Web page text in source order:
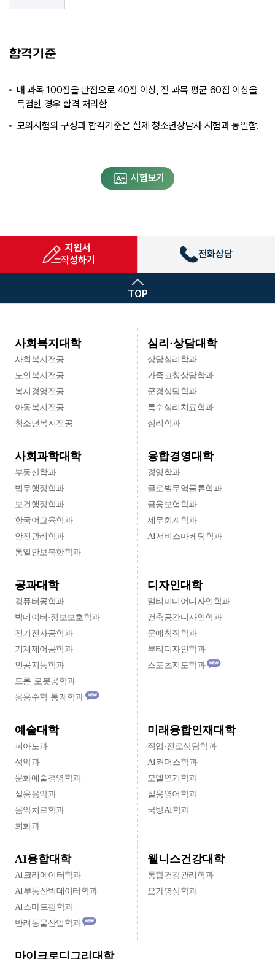
합격기준
매 과목 100점을 만점으로 40점 이상, 전 과목 평균 60점 이상을
득점한 경우 합격 처리함
모의시험의 구성과 합격기준은 실제 청소년상담사 시험과 동일함.
시험보기
지원서
작성하기
전화상담
TOP
사회복지대학
사회복지전공
노인복지전공
복지경영전공
아동복지전공
청소년복지전공
심리·상담대학
상담심리학과
가족코칭상담학과
군경상담학과
특수심리치료학과
심리학과
사회과학대학
부동산학과
법무행정학과
보건행정학과
한국어교육학과
안전관리학과
통일안보북한학과
융합경영대학
경영학과
글로벌무역물류학과
금융보험학과
세무회계학과
AI서비스마케팅학과
공과대학
컴퓨터공학과
빅데이터·정보보호학과
전기전자공학과
기계제어공학과
인공지능학과
드론·로봇공학과
응용수학·통계학과
디자인대학
멀티미디어디자인학과
건축공간디자인학과
문예창작학과
뷰티디자인학과
스포츠지도학과
예술대학
피아노과
성악과
문화예술경영학과
실용음악과
음악치료학과
회화과
미래융합인재대학
직업·진로상담학과
AI커머스학과
모델연기학과
실용영어학과
국방AI학과
AI융합대학
AI크리에이터학과
AI부동산빅데이터학과
AI스마트팜학과
반려동물산업학과
웰니스건강대학
통합건강관리학과
요가명상학과
마이크로디그리대학